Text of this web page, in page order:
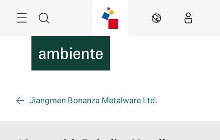
Suche DE
Jiangmen Bonanza Metalware Ltd.